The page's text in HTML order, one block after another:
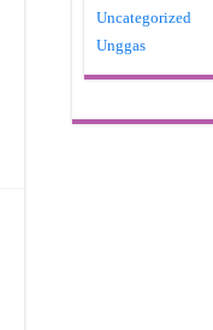
Uncategorized
Unggas